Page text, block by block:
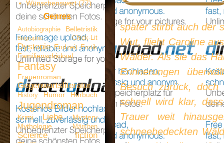
später stirbt auch der
Wut, flieht Caroline
Wälder. Als sie das
Erinnerungen
Besuch zurück,
schnell wird klar,
Trauer weit
schneebedeckten
Wünschenswert (77)
Genres
Autobiographie Belletristik
Biographie Chick-Lit
Dystopie Endzeit Erotik
Familienschicksal
Fantasy
Frauenroman
Gegenwartsliteratur
History Humor Hörbuch
Jugendroman
Krimi Liebe
Mystery
Mythologie
Märchen
Science fiction